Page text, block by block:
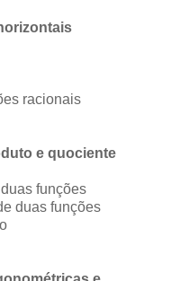
racionais
e quociente
funções
duas funções